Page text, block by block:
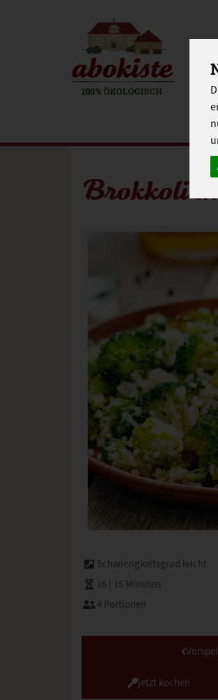
Brokkoli
Schwierigkeitsgrad leicht
15 | 15 Minuten
4 Portionen
jetzt kochen